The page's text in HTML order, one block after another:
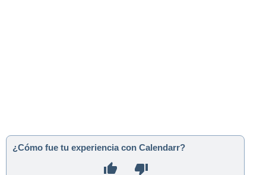
¿Cómo fue tu experiencia con Calendarr?